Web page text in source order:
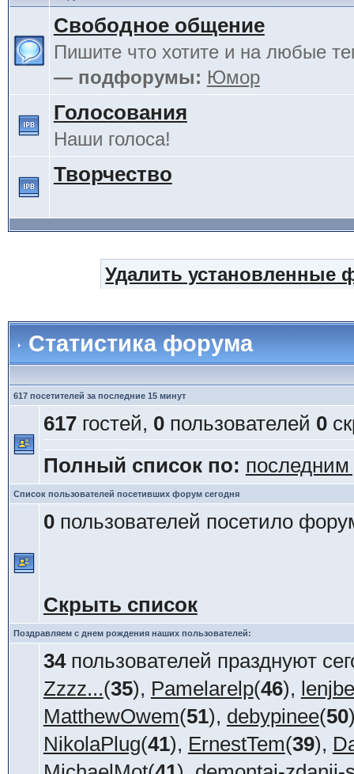
Свободное общение
Пишите что хотите и на любые
— подфорумы: Юмор
Голосования
Наши голоса!
Творчество
Удалить установленные
Статистика форума
617 посетителей за последние 15 минут
617гостей, 0пользователей 0
Полный список по:
Список пользователей посетивших форум сегодня
0пользователей посетило
Скрыть список
Поздравляем с днем рождения наших пользователей:
34пользователей празднуют
Zzzz...(35), Pamelarelp(46),
MatthewOwem(51), debypinee(50
NikolaPlug(41), ErnestTem(39),